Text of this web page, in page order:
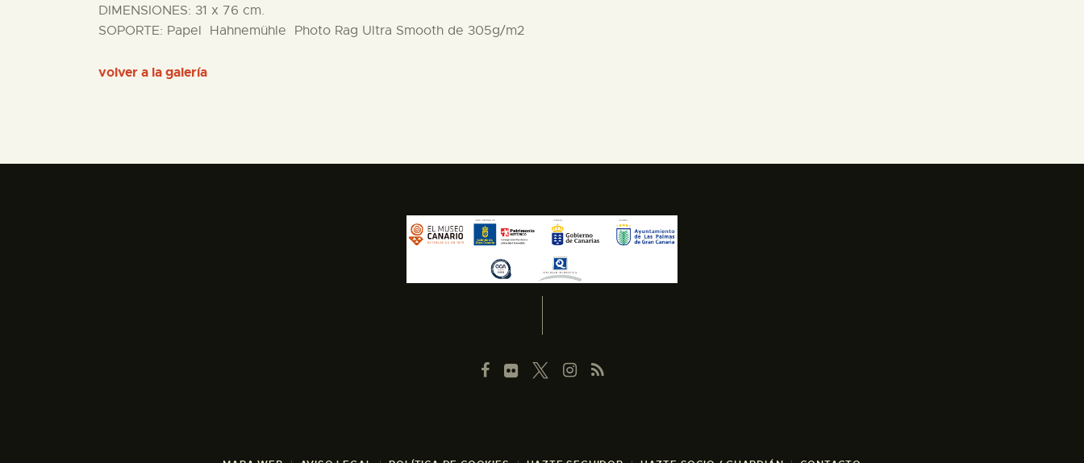
DIMENSIONES: 31 x 76 cm.
SOPORTE: Papel Hahnemühle Photo Rag Ultra Smooth de 305g/m2
volver a la galería